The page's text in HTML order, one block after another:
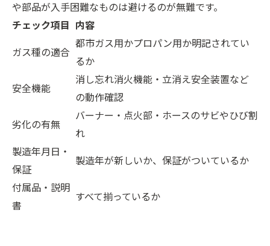
や部品が入手困難なものは避けるのが無難です。
チェック項目 内容
ガス種の適合
都市ガス用かプロパン用か明記されてい
るか
安全機能
消し忘れ消火機能・立消え安全装置など
の動作確認
劣化の有無
バーナー・点火部・ホースのサビやひび割
れ
製造年月日・
保証
製造年が新しいか、保証がついているか
付属品・説明
書
すべて揃っているか